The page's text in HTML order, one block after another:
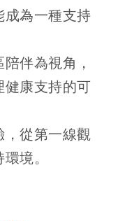
成為一種支持
伴為視角，
健康支持的可
，從第一線觀
境。